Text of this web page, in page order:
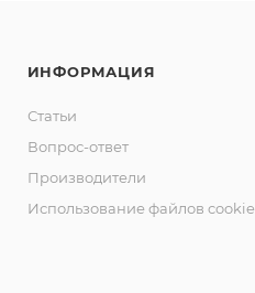
ИНФОРМАЦИЯ
Статьи
Вопрос-ответ
Производители
Использование файлов cookie